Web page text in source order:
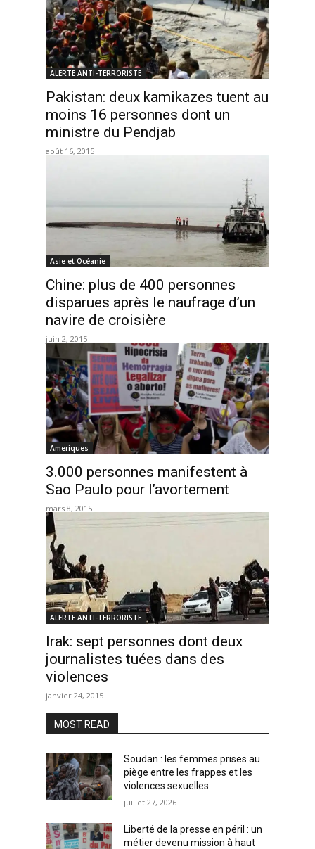
ALERTE ANTI-TERRORISTE
Pakistan: deux kamikazes tuent au
moins 16 personnes dont un
ministre du Pendjab
août 16, 2015
Asie et Océanie
Chine: plus de 400 personnes
disparues après le naufrage d’un
navire de croisière
juin 2, 2015
Ameriques
3.000 personnes manifestent à
Sao Paulo pour l’avortement
mars 8, 2015
ALERTE ANTI-TERRORISTE
Irak: sept personnes dont deux
journalistes tuées dans des
violences
janvier 24, 2015
MOST READ
Soudan : les femmes prises au
piège entre les frappes et les
violences sexuelles
juillet 27, 2026
Liberté de la presse en péril : un
métier devenu mission à haut